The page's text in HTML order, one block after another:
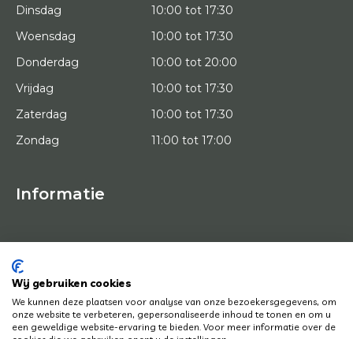
Dinsdag
10:00 tot 17:30
Woensdag
10:00 tot 17:30
Donderdag
10:00 tot 20:00
Vrijdag
10:00 tot 17:30
Zaterdag
10:00 tot 17:30
Zondag
11:00 tot 17:00
Informatie
HOME
KUNSTENAARS
KUNSTWERKEN
HOE WERKT HET
NEWS
CONTACT
Wij gebruiken cookies
We kunnen deze plaatsen voor analyse van onze bezoekersgegevens, om
onze website te verbeteren, gepersonaliseerde inhoud te tonen en om u
een geweldige website-ervaring te bieden. Voor meer informatie over de